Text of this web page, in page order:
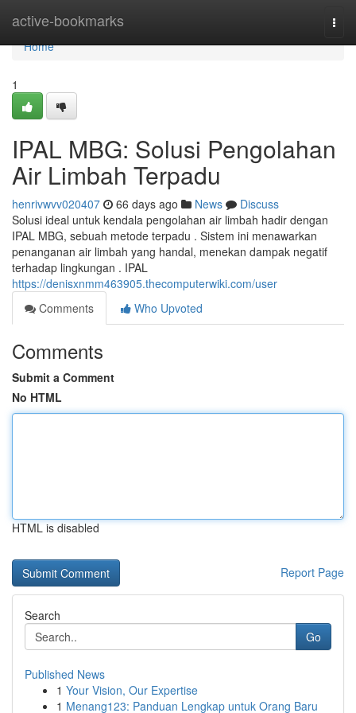
active-bookmarks
Home
Home
1
IPAL MBG: Solusi Pengolahan
Air Limbah Terpadu
henrivwvv020407 66 days ago News
Discuss
Solusi ideal untuk kendala pengolahan air limbah hadir dengan
IPAL MBG, sebuah metode terpadu . Sistem ini menawarkan
penanganan air limbah yang handal, menekan dampak negatif
terhadap lingkungan . IPAL
https://denisxnmm463905.thecomputerwiki.com/user
Comments
Who Upvoted
Comments
Submit a Comment
No HTML
HTML is disabled
Report Page
Search
Go
Published News
1 Your Vision, Our Expertise
1 Menang123: Panduan Lengkap untuk Orang Baru